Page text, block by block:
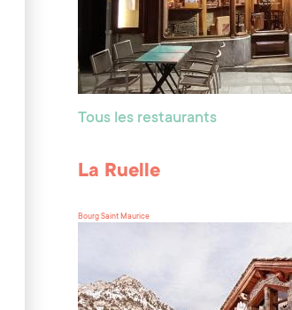
Tous les restaurants
La Ruelle
Bourg Saint Maurice